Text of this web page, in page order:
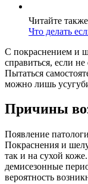
Читайте
Что делать
С покраснением и
справиться, если
Пытаться
можно лишь
Причины
Появление
Покраснения и
так и на сухой
демисезонные
вероятность